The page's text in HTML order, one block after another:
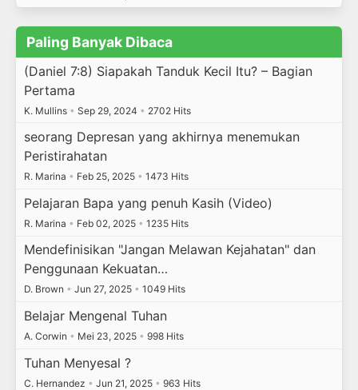
Paling Banyak Dibaca
(Daniel 7:8) Siapakah Tanduk Kecil Itu? – Bagian
Pertama
K. Mullins • Sep 29, 2024 • 2702 Hits
seorang Depresan yang akhirnya menemukan
Peristirahatan
R. Marina • Feb 25, 2025 • 1473 Hits
Pelajaran Bapa yang penuh Kasih (Video)
R. Marina • Feb 02, 2025 • 1235 Hits
Mendefinisikan "Jangan Melawan Kejahatan" dan
Penggunaan Kekuatan…
D. Brown • Jun 27, 2025 • 1049 Hits
Belajar Mengenal Tuhan
A. Corwin • Mei 23, 2025 • 998 Hits
Tuhan Menyesal ?
C. Hernandez • Jun 21, 2025 • 963 Hits